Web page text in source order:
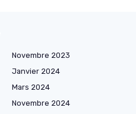
Novembre 2023
Janvier 2024
Mars 2024
Novembre 2024